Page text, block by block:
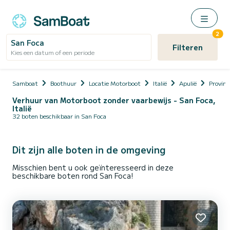
San Foca
Kies een datum of een periode Filteren
2
Samboat Boothuur Locatie Motorboot Italië Apulië
Verhuur van Motorboot zonder vaarbewijs - San Foca,
Italië
32 boten beschikbaar in San Foca
Dit zijn alle boten in de omgeving
Misschien bent u ook geïnteresseerd in deze
beschikbare boten rond San Foca!